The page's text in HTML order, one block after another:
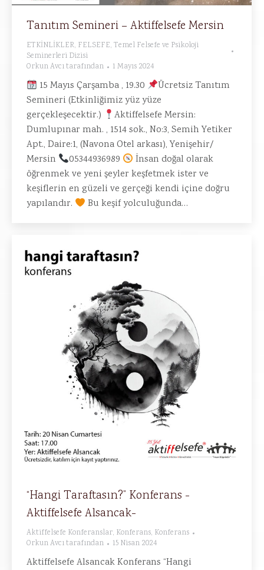
Tanıtım Semineri – Aktiffelsefe Mersin
ETKİNLİKLER, FELSEFE, Temel Felsefe ve Psikoloji
Seminerleri Dizisi
Orkun Avcıtarafından 1 Mayıs 2024
15 Mayıs Çarşamba , 19.30
Ücretsiz Tanıtım
Semineri (Etkinliğimiz yüz yüze
gerçekleşecektir.)
Aktiffelsefe Mersin:
Dumlupınar mah. , 1514 sok., No:3, Semih Yetiker
Apt., Daire:1, (Navona Otel arkası), Yenişehir/
Mersin
05344936989
İnsan doğal olarak
öğrenmek ve yeni şeyler keşfetmek ister ve
keşiflerin en güzeli ve gerçeği kendi içine doğru
yapılandır.
Bu keşif yolculuğunda…
“Hangi Taraftasın?” Konferans -
Aktiffelsefe Alsancak-
Aktiffelsefe Konferanslar, Konferans, Konferans
Orkun Avcıtarafından 15 Nisan 2024
Aktiffelsefe Alsancak Konferans “Hangi